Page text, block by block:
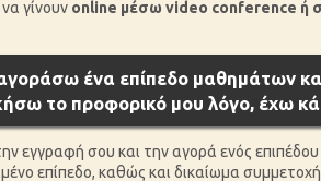
γίνουν online μέσω video conference ή
ένα επίπεδο μαθημάτων
το προφορικό μου λόγο, έχω
εγγραφή σου και την αγορά ενός
επίπεδο, καθώς και δικαίωμα